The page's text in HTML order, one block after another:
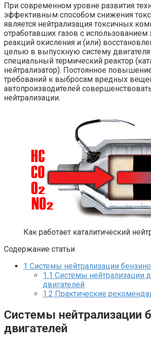
При современном уровне развития
эффективным способом снижения
является нейтрализация токсичных
отработавших газов с использованием
реакций окисления и (или)
целью в выпускную систему
специальный термический реактор
нейтрализатор). Постоянное
требований к выбросам вредных
автопроизводителей
нейтрализации.
Как работает каталитический
Содержание статьи
1 Системы нейтрализации
1.1 Системы нейтрализации
двигателей
1.2 Практические
Системы нейтрализации
двигателей